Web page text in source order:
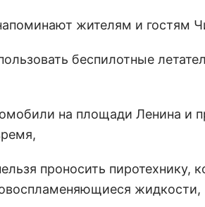
жителям и гостям
беспилотные
на площади Ленина и
проносить
жидкости,